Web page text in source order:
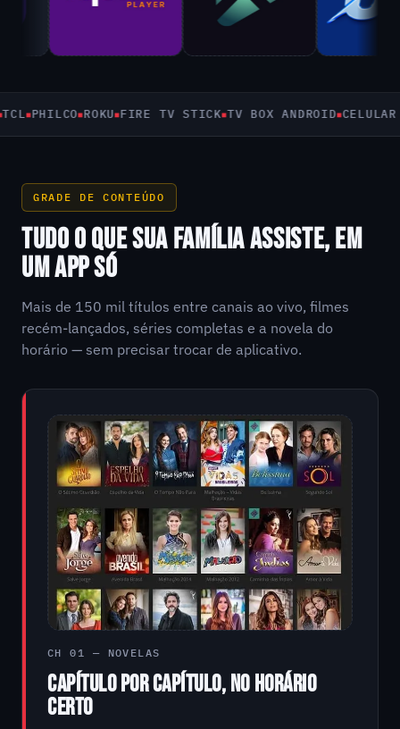
PHILCO ROKU FIRE TV STICK TV BOX ANDROID CELULAR E
GRADE DE CONTEÚDO
TUDO O QUE SUA FAMÍLIA ASSISTE, EM
UM APP SÓ
Mais de 150 mil títulos entre canais ao vivo, filmes
recém-lançados, séries completas e a novela do
horário — sem precisar trocar de aplicativo.
CH 01 — NOVELAS
CAPÍTULO POR CAPÍTULO, NO HORÁRIO
CERTO